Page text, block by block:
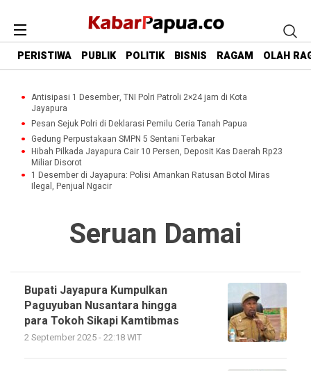
PERISTIWA PUBLIK POLITIK BISNIS RAGAM OLAH
Antisipasi 1 Desember, TNI Polri Patroli 2×24 jam di Kota
Jayapura
Pesan Sejuk Polri di Deklarasi Pemilu Ceria Tanah Papua
Gedung Perpustakaan SMPN 5 Sentani Terbakar
Hibah Pilkada Jayapura Cair 10 Persen, Deposit Kas Daerah Rp23
Miliar Disorot
1 Desember di Jayapura: Polisi Amankan Ratusan Botol Miras
Ilegal, Penjual Ngacir
Seruan Damai
Bupati Jayapura Kumpulkan
Paguyuban Nusantara hingga
para Tokoh Sikapi Kamtibmas
2 September 2025 - 22:18 WIT